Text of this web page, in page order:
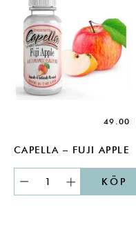
49.00
CAPELLA – FUJI APPLE
KÖP